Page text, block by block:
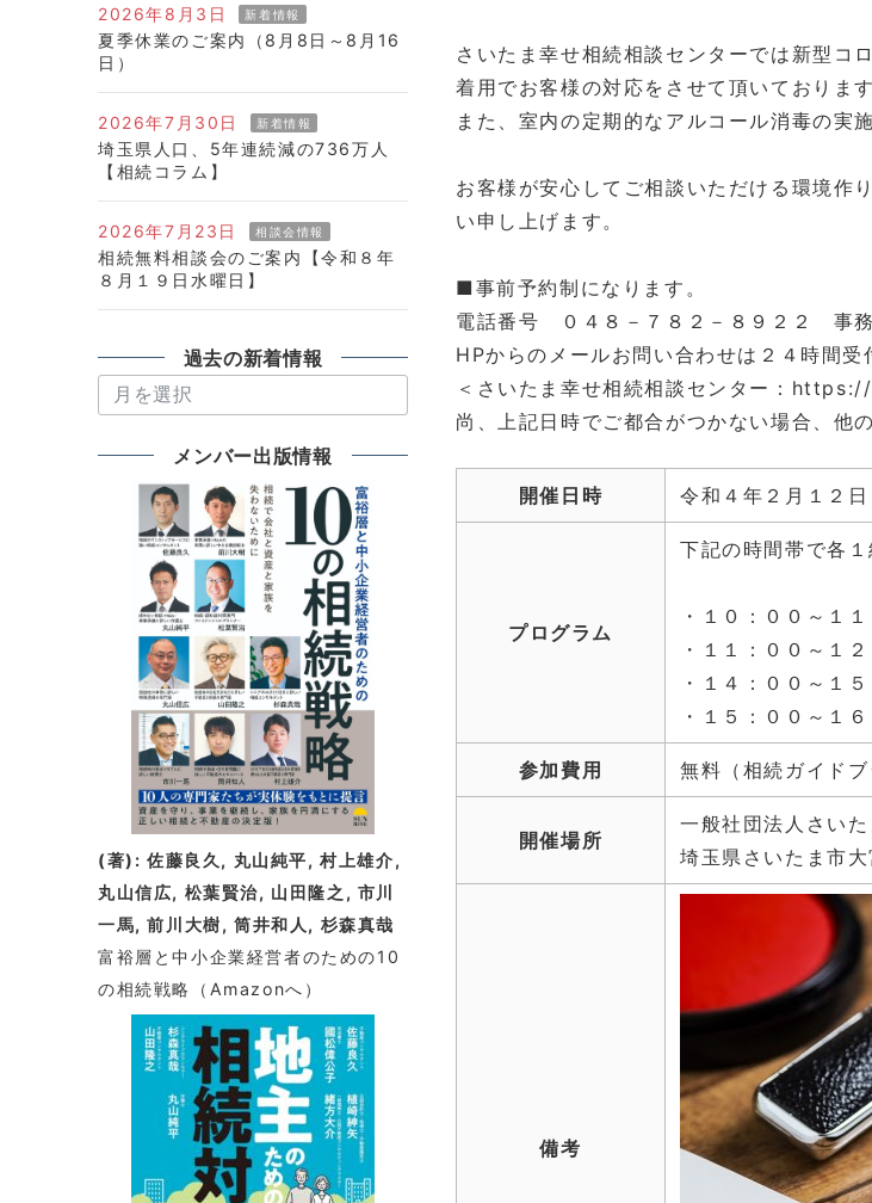
さいたま幸せ相続相談センターでは新型コ
着用でお客様の対応をさせて頂いております
また、室内の定期的なアルコール消毒の実
お客様が安心してご相談いただける環境作
い申し上げます。
■事前予約制になります。
電話番号 ０４８－７８２－８９２２ 事
HPからのメールお問い合わせは２４時
＜さいたま幸せ相続相談センター：
尚、上記日時でご都合がつかない場合、他
開催日時 令和４年２月１２
プログラム
下記の時間帯で各１
・１０：００～１
・１１：００～１
・１４：００～１
・１５：００～１
参加費用 無料（相続ガイドブ
開催場所
一般社団法人さい
埼玉県さいたま市
備考
2026年8月3日 新着情報
夏季休業のご案内（8月8日～8月16
日）
2026年7月30日 新着情報
埼玉県人口、5年連続減の736万人
【相続コラム】
2026年7月23日 相談会情報
相続無料相談会のご案内【令和８年
８月１９日水曜日】
過去の新着情報
去
の
メンバー出版情報
(著): 佐藤良久, 丸山純平, 村上雄介,
丸山信広, 松葉賢治, 山田隆之, 市川
一馬, 前川大樹, 筒井和人, 杉森真哉
富裕層と中小企業経営者のための10
の相続戦略
（Amazonへ）